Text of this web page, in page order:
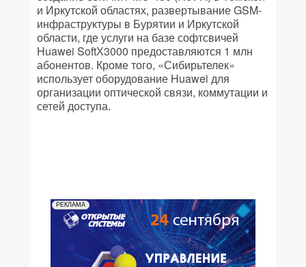
и Иркутской областях, развертывание GSM-
инфраструктуры в Бурятии и Иркутской
области, где услуги на базе софтсвичей
Huawei SoftХ3000 предоставляются 1 млн
абонентов. Кроме того, «Сибирьтелек»
использует оборудование Huawei для
организации оптической связи, коммутации и
сетей доступа.
РЕКЛАМА